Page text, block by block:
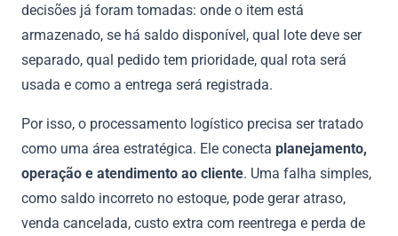
decisões já foram tomadas: onde o item está
armazenado, se há saldo disponível, qual lote deve ser
separado, qual pedido tem prioridade, qual rota será
usada e como a entrega será registrada.
Por isso, o processamento logístico precisa ser tratado
como uma área estratégica. Ele conecta planejamento,
operação e atendimento ao cliente. Uma falha simples,
como saldo incorreto no estoque, pode gerar atraso,
venda cancelada, custo extra com reentrega e perda de